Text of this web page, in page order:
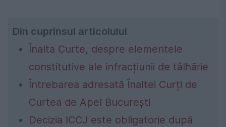
Din cuprinsul articolului
Înalta Curte, despre elementele
constitutive ale infracțiunii de tâlhărie
Întrebarea adresată Înaltei Curți de
Curtea de Apel București
Decizia ICCJ este obligatorie după